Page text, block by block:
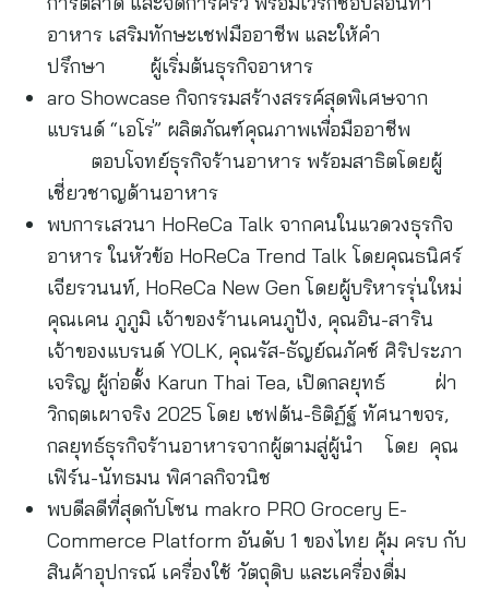
อาหาร เสริมทักษะเชฟมืออาชีพ และให้คำ
ปรึกษา ผู้เริ่มต้นธุรกิจอาหาร
aro Showcase กิจกรรมสร้างสรรค์สุดพิเศษจาก
แบรนด์ “เอโร่” ผลิตภัณฑ์คุณภาพเพื่อมืออาชีพ
ตอบโจทย์ธุรกิจร้านอาหาร พร้อมสาธิตโดยผู้
เชี่ยวชาญด้านอาหาร
พบการเสวนา HoReCa Talk จากคนในแวดวงธุรกิจ
อาหาร ในหัวข้อ HoReCa Trend Talk โดยคุณธนิศร์
เจียรวนนท์, HoReCa New Gen โดยผู้บริหารรุ่นใหม่
คุณเคน ภูภูมิ เจ้าของร้านเคนภูปัง, คุณอิน-สาริน
เจ้าของแบรนด์ YOLK, คุณรัส-ธัญย์ณภัคช์ ศิริประภา
เจริญ ผู้ก่อตั้ง Karun Thai Tea, เปิดกลยุทธ์ ฝ่า
วิกฤตเผาจริง 2025 โดย เชฟต้น-ธิติฏ์ฐ์ ทัศนาขจร,
กลยุทธ์ธุรกิจร้านอาหารจากผู้ตามสู่ผู้นำ โดย คุณ
เฟิร์น-นัทธมน พิศาลกิจวนิช
พบดีลดีที่สุดกับโซน makro PRO Grocery E-
Commerce Platform อันดับ 1 ของไทย คุ้ม ครบ กับ
สินค้าอุปกรณ์ เครื่องใช้ วัตถุดิบ และเครื่องดื่ม